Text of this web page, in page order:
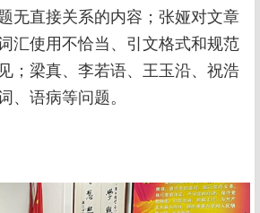
无直接关系的内容；张娅对文章
汇使用不恰当、引文格式和规范
；梁真、李若语、王玉沿、祝浩
、语病等问题。